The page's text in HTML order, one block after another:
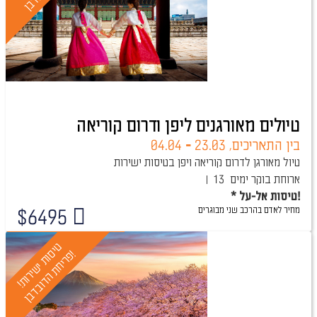
טיולים מאורגנים ליפן ודרום קוריאה
בין התאריכים, -
04.04
טיול מאורגן לדרום קוריאה ויפן בטיסות ישירות
13 ימים ארוחת בוקר
* טיסות אל-על!
$6495 מחיר לאדם בהרכב שני מבוגרים
ט
י ס ו
ת
י
ש
י
ר
ו
ת
!
פ
ר
י
ח
ת
ה
ד
ו
ב
ד
ב
ן !
טיול מובטח